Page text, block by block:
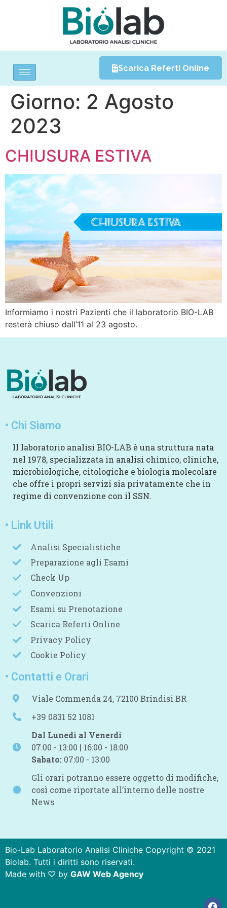
Scarica Referti Online
Giorno: 2 Agosto
2023
CHIUSURA ESTIVA
Informiamo i nostri Pazienti che il laboratorio BIO-LAB
resterà chiuso dall’11 al 23 agosto.
• Chi Siamo
Il laboratorio analisi BIO-LAB è una struttura nata
nel 1978, specializzata in analisi chimico, cliniche,
microbiologiche, citologiche e biologia molecolare
che offre i propri servizi sia privatamente che in
regime di convenzione con il SSN.
• Link Utili
Analisi Specialistiche
Preparazione agli Esami
Check Up
Convenzioni
Esami su Prenotazione
Scarica Referti Online
Privacy Policy
Cookie Policy
• Contatti e Orari
Viale Commenda 24, 72100 Brindisi BR
+39 0831 52 1081
Dal Lunedì al Venerdì
07:00 - 13:00 | 16:00 - 18:00
Sabato: 07:00 - 13:00
Gli orari potranno essere oggetto di modifiche,
così come riportate all’interno delle nostre
News
Bio-Lab Laboratorio Analisi Cliniche Copyright © 2021
Biolab. Tutti i diritti sono riservati.
Made with ♡ by GAW Web Agency